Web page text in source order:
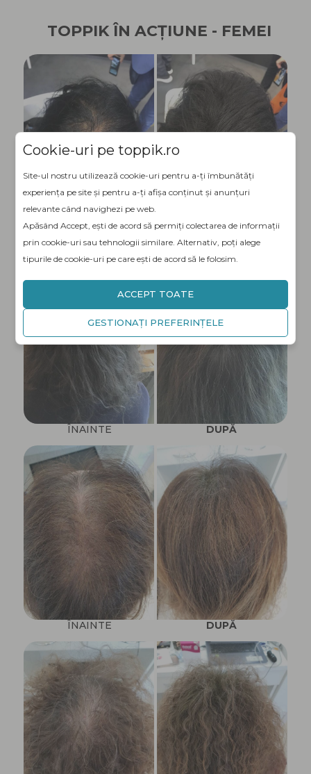
TOPPIK ÎN ACȚIUNE - FEMEI
ÎNAINTE
ÎNAINTE DUPĂ
ÎNAINTE DUPĂ
Cookie-uri pe toppik.ro
Site-ul nostru utilizează cookie-uri pentru a-ți îmbunătăți
experiența pe site și pentru a-ți afișa conținut și anunțuri
relevante când navighezi pe web.
Apăsând Accept, ești de acord să permiți colectarea de informații
prin cookie-uri sau tehnologii similare. Alternativ, poți alege
tipurile de cookie-uri pe care ești de acord să le folosim.
GESTIONAȚI PREFERINȚELE
ACCEPT TOATE